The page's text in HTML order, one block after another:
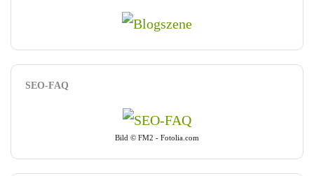
SEO-FAQ
Bild © FM2 - Fotolia.com